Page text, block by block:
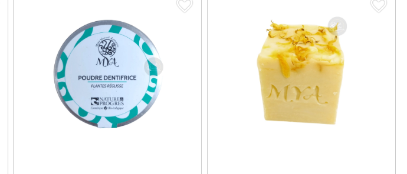
favorite_border favorite_border